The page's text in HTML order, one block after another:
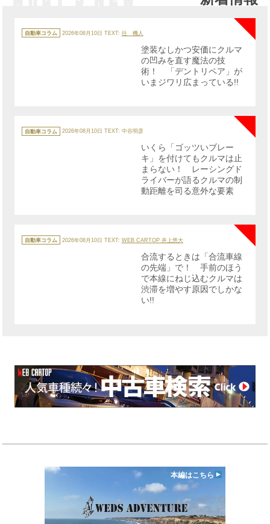
テ
ゴ
自動車コラム 2026年08月10日 TEXT: 往 機人
NEW
塗装なしかつ安価にクルマ
の凹みを直す魔法の技
術！ 「デントリペア」が
いまジワリ広まっている!!
テ
ゴ
自動車コラム 2026年08月10日 TEXT: 中谷明彦
いくら「ゴッツいブレー
キ」を付けてもクルマは止
まらない！ レーシングド
ライバーが語るクルマの制
動距離を司る意外な要素
テ
ゴ
自動車コラム 2026年08月10日 TEXT: WEB CARTOP 井上悠大
合流するときは「合流車線
の先端」で！ 手前のほう
で本線にねじ込むクルマは
渋滞を増やす原因でしかな
い!!
本編はこちら